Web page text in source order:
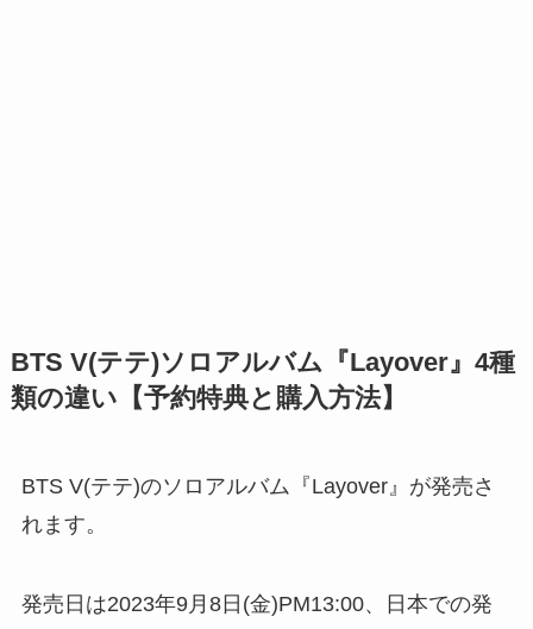
BTS V(テテ)ソロアルバム『Layover』4種
類の違い【予約特典と購入方法】
BTS V(テテ)のソロアルバム『Layover』が発売さ
れます。
発売日は2023年9月8日(金)PM13:00、日本での発